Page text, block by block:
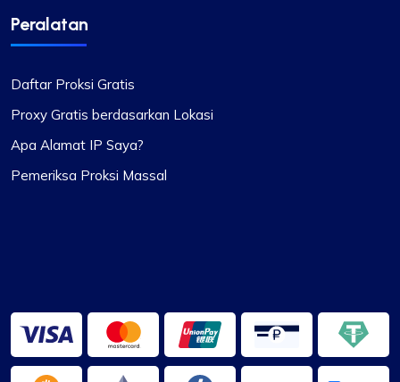
Peralatan
Daftar Proksi Gratis
Proxy Gratis berdasarkan Lokasi
Apa Alamat IP Saya?
Pemeriksa Proksi Massal